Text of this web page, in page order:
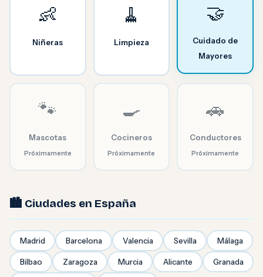
👶
Niñeras
🧹
Limpieza
🤝
Cuidado de
Mayores
🐾
Mascotas
Próximamente
🍳
Cocineros
Próximamente
🚗
Conductores
Próximamente
🏙️ Ciudades en España
Madrid Barcelona Valencia Sevilla Málaga
Bilbao Zaragoza Murcia Alicante Granada